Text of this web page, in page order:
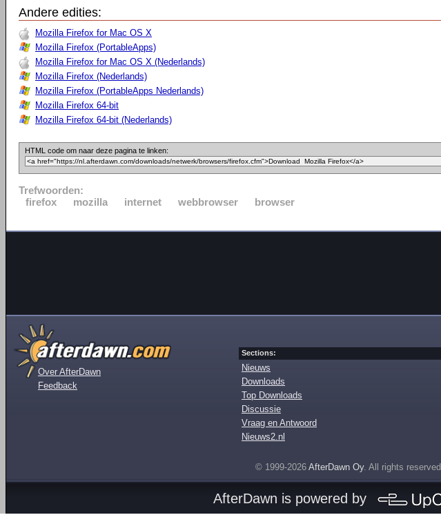
Andere edities:
Mozilla Firefox for Mac OS X
Mozilla Firefox (PortableApps)
Mozilla Firefox for Mac OS X (Nederlands)
Mozilla Firefox (Nederlands)
Mozilla Firefox (PortableApps Nederlands)
Mozilla Firefox 64-bit
Mozilla Firefox 64-bit (Nederlands)
HTML code om naar deze pagina te linken:
Trefwoorden:
firefox
mozilla internet webbrowser browser
Over AfterDawn
Feedback
Sections:
Nieuws
Downloads
Top Downloads
Discussie
Vraag en Antwoord
Nieuws2.nl
© 1999-2026 AfterDawn Oy. All rights reserved
AfterDawn is powered by